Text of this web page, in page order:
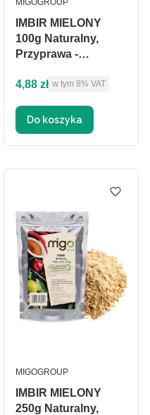
IMBIR MIELONY
100g Naturalny,
Przyprawa -
MIGOGROUP
Cena brutto
4,88 zł w tym %s VAT
w tym 8% VAT
Do koszyka
IMBIR MIELONY
250g Naturalny,
PRODUCENT
MIGOGROUP